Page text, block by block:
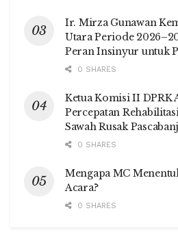
Ir. Mirza Gunawan
Utara Periode
Peran Insinyur untuk
0 SHARES
Ketua Komisi II DPRK
Percepatan
Sawah Rusak
0 SHARES
Mengapa MC
Acara?
0 SHARES